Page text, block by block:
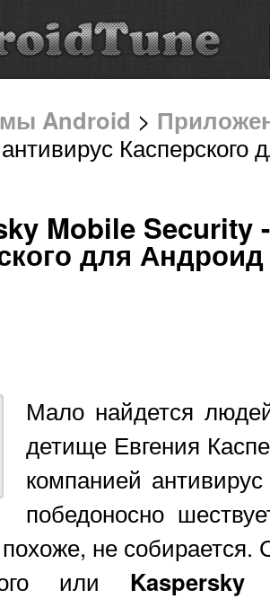
Android >
Mobile Security
для Андроид
Мало найдется
детище Евгения
компанией
победоносно
не собирается.
или